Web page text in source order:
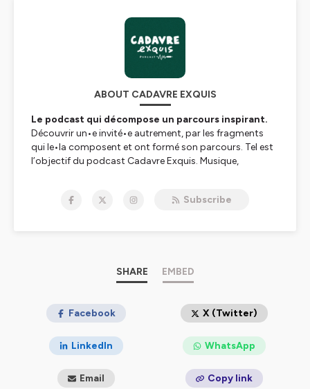
ABOUT CADAVRE EXQUIS
Le podcast qui décompose un parcours inspirant.
Découvrir un•e invité•e autrement, par les fragments
qui le•la composent et ont formé son parcours. Tel est
l’objectif du podcast Cadavre Exquis. Musique,
destin singulier. Il revient avec lui•elle sur les moments
méconnu et tout aussi important, raconté par l’invité•e.
Instagram:
Contact: cadavreexquispodcast@gmail.com
ausha.co/politique-de-
confidentialitepour plus d'informations.
Subscribe
SHARE EMBED
Facebook X (Twitter)
LinkedIn WhatsApp
Email Copy link